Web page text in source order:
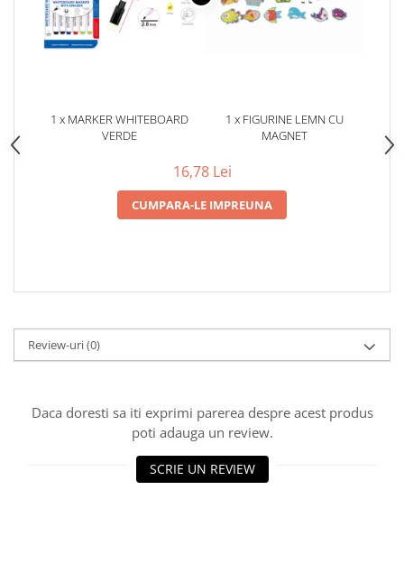
1 x MARKER WHITEBOARD
VERDE
1 x FIGURINE LEMN CU
MAGNET
16,78 Lei
CUMPARA-LE IMPREUNA
Review-uri(0)
Daca doresti sa iti exprimi parerea despre acest produs
poti adauga un review.
SCRIE UN REVIEW